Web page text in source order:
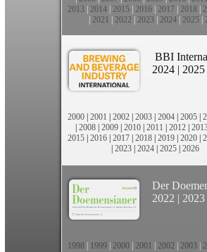
2013 2014 2015 2016 2017 2018
2021 2022 2023| 2024| 2025|
BBI
2024 | 2025
2000 | 2001 | 2002 | 2003 | 2004 | 2005 |
| 2008 | 2009 | 2010 | 2011 | 2012 |
2015 | 2016 | 2017 | 2018 | 2019 | 2020 |
| 2023| 2024| 2025| 2026
Der
2022 | 2023
1998 1999 2000 2001 2002 2003